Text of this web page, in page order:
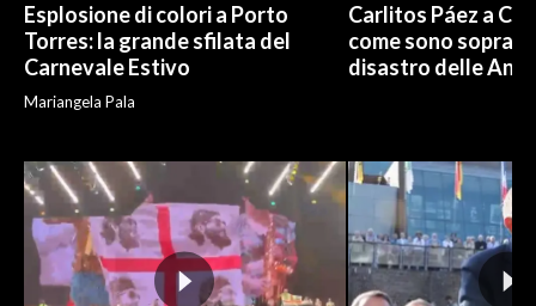
Esplosione di colori a Porto
Torres: la grande sfilata del
Carnevale Estivo
Mariangela Pala
Carlitos Páez a
come sono
disastro delle